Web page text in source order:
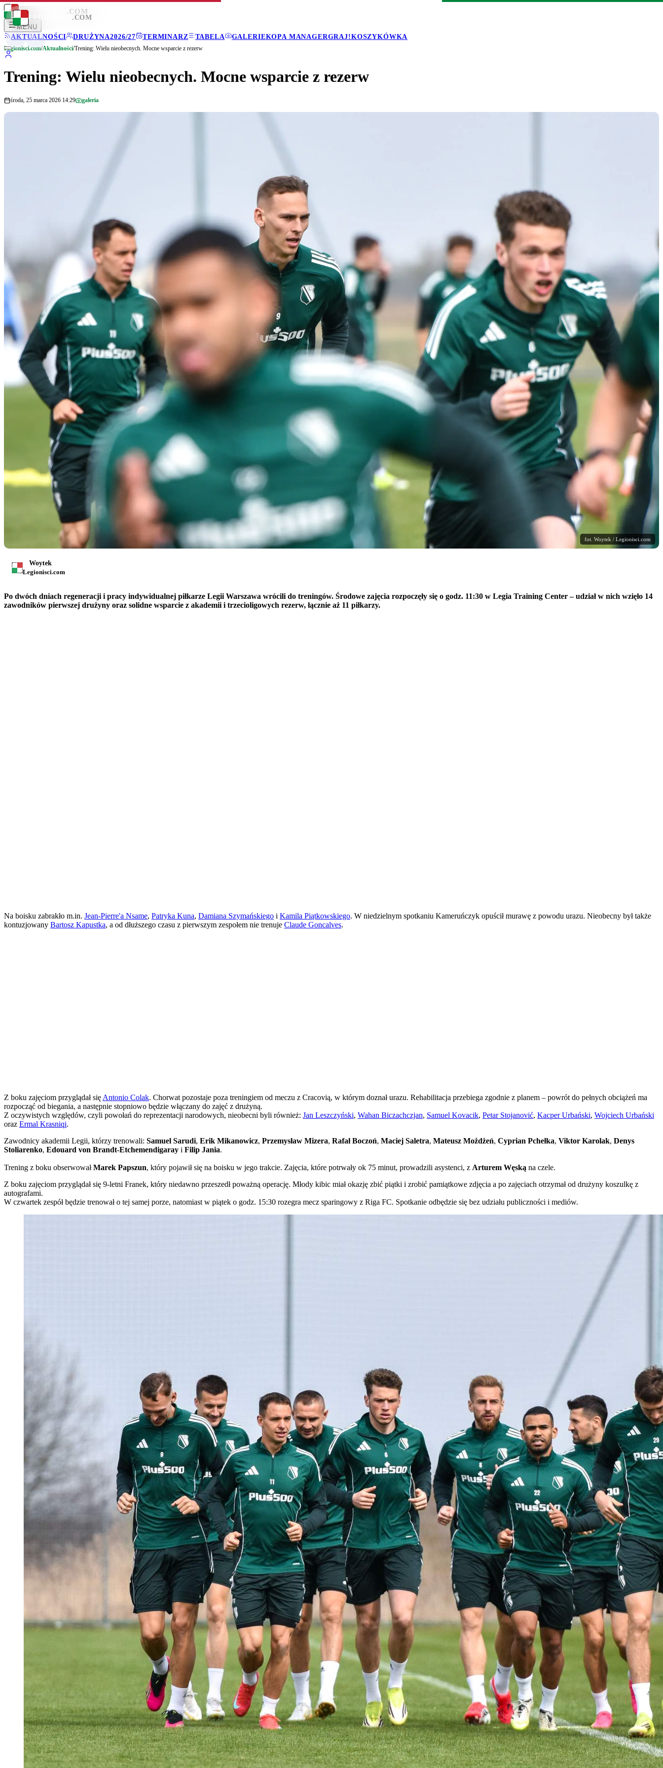
LEGIONISCI .COM
MENU
AKTUALNOŚCI
DRUŻYNA2026/27 TERMINARZ TABELA GALERIEKOPA MANAGERGRAJ!KOSZYKÓWKA
LEGIONISCI .COM
Legionisci.com/Aktualności/Trening: Wielu nieobecnych. Mocne wsparcie z rezerw
Trening: Wielu nieobecnych. Mocne wsparcie z rezerw
środa, 25 marca 2026 14:29 galeria
fot. Woytek / Legionisci.com
Woytek
Legionisci.com
Po dwóch dniach regeneracji i pracy indywidualnej piłkarze Legii Warszawa wrócili do treningów. Środowe zajęcia rozpoczęły się o godz. 11:30 w Legia Training Center – udział w nich wzięło 14
zawodników pierwszej drużyny oraz solidne wsparcie z akademii i trzecioligowych rezerw, łącznie aż 11 piłkarzy.
Na boisku zabrakło m.in. Jean-Pierre'a Nsame, Patryka Kuna, Damiana Szymańskiego i Kamila Piątkowskiego. W niedzielnym spotkaniu Kameruńczyk opuścił murawę z powodu urazu. Nieobecny był także
kontuzjowany Bartosz Kapustka, a od dłuższego czasu z pierwszym zespołem nie trenuje Claude Goncalves.
Z boku zajęciom przyglądał się Antonio Colak. Chorwat pozostaje poza treningiem od meczu z Cracovią, w którym doznał urazu. Rehabilitacja przebiega zgodnie z planem – powrót do pełnych obciążeń ma
rozpocząć od biegania, a następnie stopniowo będzie włączany do zajęć z drużyną.
Z oczywistych względów, czyli powołań do reprezentacji narodowych, nieobecni byli również: Jan Leszczyński, Wahan Biczachczjan, Samuel Kovacik, Petar Stojanović, Kacper Urbański, Wojciech Urbański
oraz Ermal Krasniqi.
Zawodnicy akademii Legii, którzy trenowali: Samuel Sarudi, Erik Mikanowicz, Przemysław Mizera, Rafał Boczoń, Maciej Saletra, Mateusz Możdżeń, Cyprian Pchełka, Viktor Karolak, Denys
Stoliarenko, Edouard von Brandt-Etchemendigaray i Filip Jania.
Trening z boku obserwowałMarek Papszun, który pojawił się na boisku w jego trakcie. Zajęcia, które potrwały ok 75 minut, prowadzili asystenci, z Arturem Węską na czele.
Z boku zajęciom przyglądał się 9-letni Franek, który niedawno przeszedł poważną operację. Młody kibic miał okazję zbić piątki i zrobić pamiątkowe zdjęcia a po zajęciach otrzymał od drużyny koszulkę z
autografami.
W czwartek zespół będzie trenował o tej samej porze, natomiast w piątek o godz. 15:30 rozegra mecz sparingowy z Riga FC. Spotkanie odbędzie się bez udziału publiczności i mediów.